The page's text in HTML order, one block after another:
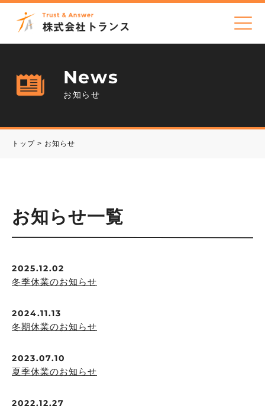
News
お知らせ
トップ > お知らせ
お知らせ一覧
2025.12.02
冬季休業のお知らせ
2024.11.13
冬期休業のお知らせ
2023.07.10
夏季休業のお知らせ
2022.12.27